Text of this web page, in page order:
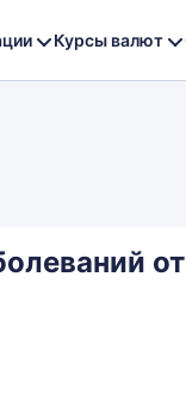
Курсы валют